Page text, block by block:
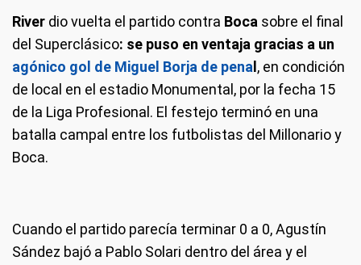
River dio vuelta el partido contra Boca sobre el final
del Superclásico: se puso en ventaja gracias a un
agónico gol de Miguel Borja de pena , en condición
de local en el estadio Monumental, por la fecha 15
de la Liga Profesional. El festejo terminó en una
batalla campal entre los futbolistas del Millonario y
Boca.
Cuando el partido parecía terminar 0 a 0, Agustín
Sández bajó a Pablo Solari dentro del área y el